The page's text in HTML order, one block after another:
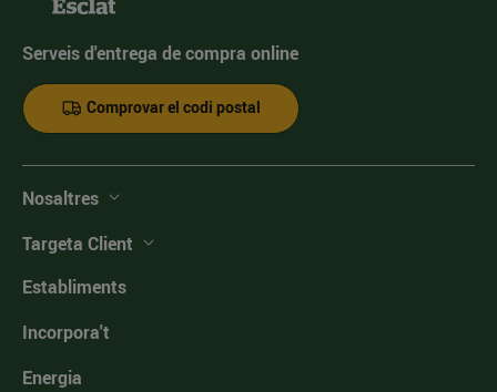
Serveis d'entrega de compra online
Comprovar el codi postal
Nosaltres
Targeta Client
Establiments
Incorpora't
Energia